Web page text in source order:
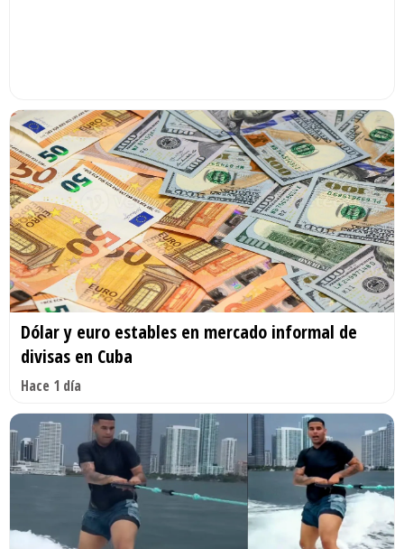
Dólar y euro estables en mercado informal de
divisas en Cuba
Hace 1 día